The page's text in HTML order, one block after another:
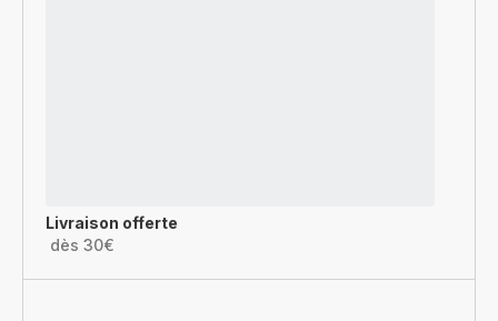
Livraison offerte
dès 30€